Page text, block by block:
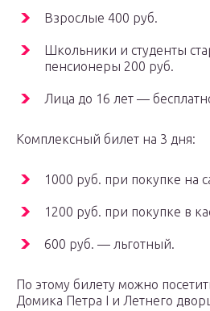
Взрослые 400 руб.
Школьники и студенты
пенсионеры 200 руб.
Лица до 16 лет —
Комплексный билет на 3 дня:
1000 руб. при покупке на
1200 руб. при покупке в
600 руб. — льготный.
По этому билету можно
Домика Петра I и Летнего